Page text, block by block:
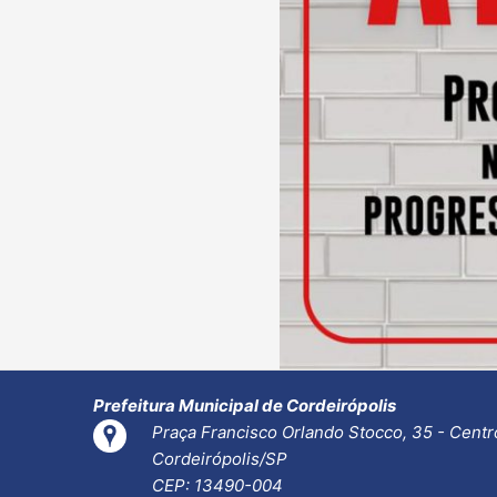
Prefeitura Municipal de Cordeirópolis
Praça Francisco Orlando Stocco, 35 -
Cordeirópolis/SP
CEP: 13490-004